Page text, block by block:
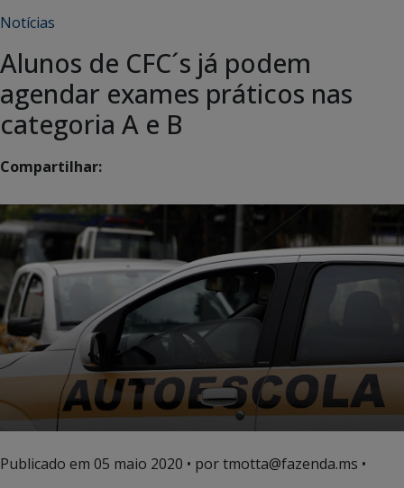
Notícias
Alunos de CFC´s já podem
agendar exames práticos nas
categoria A e B
Compartilhar:
Publicado em 05 maio 2020 • por tmotta@fazenda.ms •